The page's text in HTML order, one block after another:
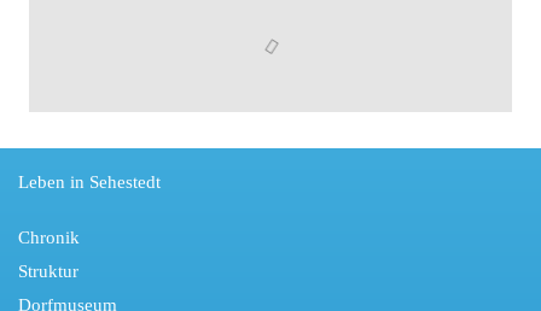
Leben in Sehestedt
Chronik
Struktur
Dorfmuseum